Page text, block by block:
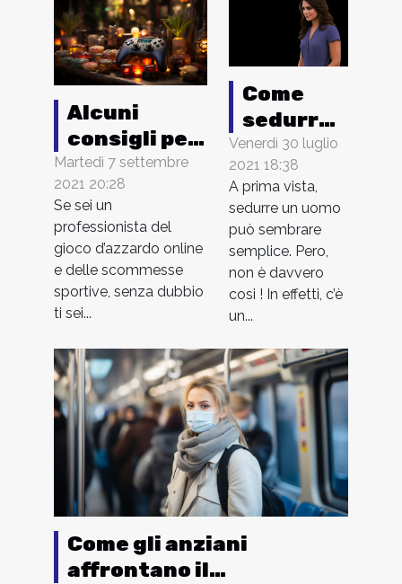
Alcuni
consigli per
scegliere
una buona
piattaforma
di gioco
Martedì 7 settembre
2021 20:28
Se sei un
professionista del
gioco d’azzardo online
e delle scommesse
sportive, senza dubbio
ti sei...
Come
sedurre
un uomo
?
Venerdì 30 luglio
2021 18:38
A prima vista,
sedurre un uomo
può sembrare
semplice. Pero,
non è davvero
cosi ! In effetti, c’è
un...
Come gli anziani
affrontano il